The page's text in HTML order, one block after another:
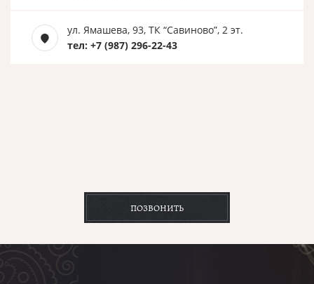
ул. Ямашева, 93, ТК “Савиново”, 2 эт.
тел: +7 (987) 296-22-43
ПОЗВОНИТЬ